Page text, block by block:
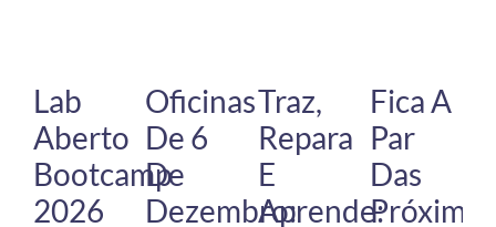
Lab
Aberto
Bootcamp
2026
Oficinas
De 6
De
Dezembro:
Traz,
Repara
E
Aprende:
Fica A
Par
Das
Próximas